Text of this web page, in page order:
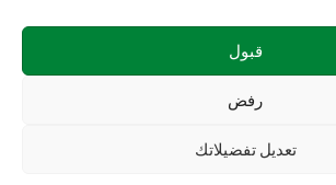
قبول
رفض
تعديل تفضيلاتك